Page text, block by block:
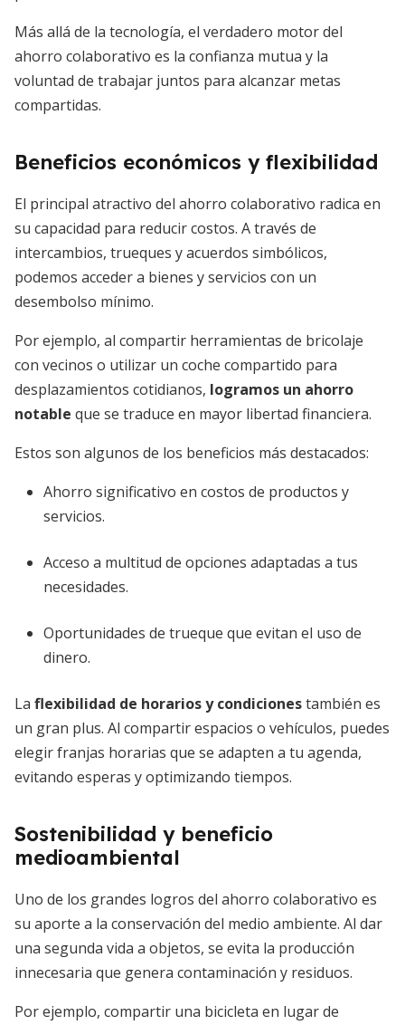
Más allá de la tecnología, el verdadero motor del
ahorro colaborativo es la confianza mutua y la
voluntad de trabajar juntos para alcanzar metas
compartidas.
Beneficios económicos y flexibilidad
El principal atractivo del ahorro colaborativo radica en
su capacidad para reducir costos. A través de
intercambios, trueques y acuerdos simbólicos,
podemos acceder a bienes y servicios con un
desembolso mínimo.
Por ejemplo, al compartir herramientas de bricolaje
con vecinos o utilizar un coche compartido para
desplazamientos cotidianos, logramos un ahorro
notable que se traduce en mayor libertad financiera.
Estos son algunos de los beneficios más destacados:
Ahorro significativo en costos de productos y
servicios.
Acceso a multitud de opciones adaptadas a tus
necesidades.
Oportunidades de trueque que evitan el uso de
dinero.
La flexibilidad de horarios y condicionestambién es
un gran plus. Al compartir espacios o vehículos, puedes
elegir franjas horarias que se adapten a tu agenda,
evitando esperas y optimizando tiempos.
Sostenibilidad y beneficio
medioambiental
Uno de los grandes logros del ahorro colaborativo es
su aporte a la conservación del medio ambiente. Al dar
una segunda vida a objetos, se evita la producción
innecesaria que genera contaminación y residuos.
Por ejemplo, compartir una bicicleta en lugar de